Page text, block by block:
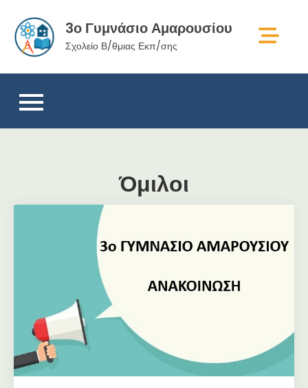
content
3ο Γυμνάσιο Αμαρουσίου
Σχολείο Β/θμιας Εκπ/σης
Όμιλοι